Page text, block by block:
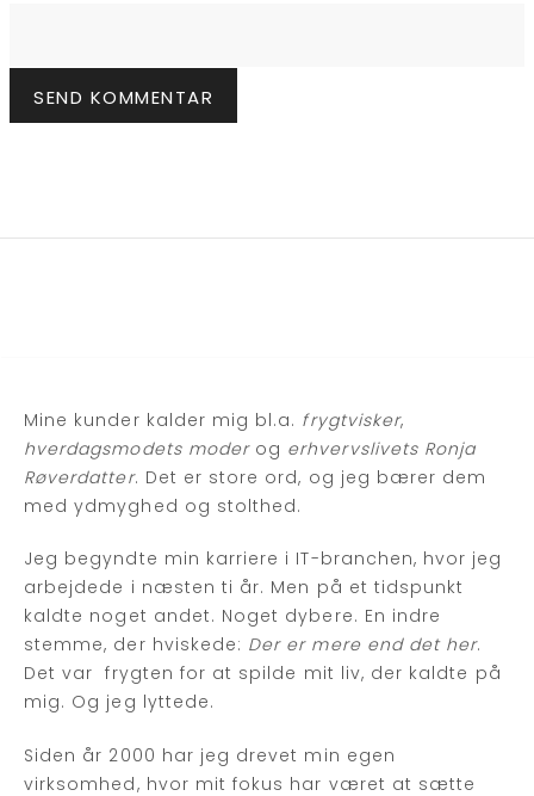
Mine kunder kalder mig bl.a. frygtvisker,
hverdagsmodets moderog erhvervslivets Ronja
Røverdatter. Det er store ord, og jeg bærer dem
med ydmyghed og stolthed.
Jeg begyndte min karriere i IT-branchen, hvor jeg
arbejdede i næsten ti år. Men på et tidspunkt
kaldte noget andet. Noget dybere. En indre
stemme, der hviskede: Der er mere end det her.
Det var frygten for at spilde mit liv, der kaldte på
mig. Og jeg lyttede.
Siden år 2000 har jeg drevet min egen
virksomhed, hvor mit fokus har været at sætte